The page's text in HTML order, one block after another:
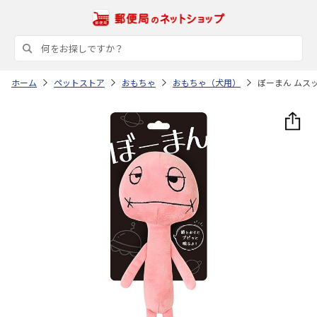
ホーム ペットストア おもちゃ おもちゃ（犬用） ぼーまん ムス